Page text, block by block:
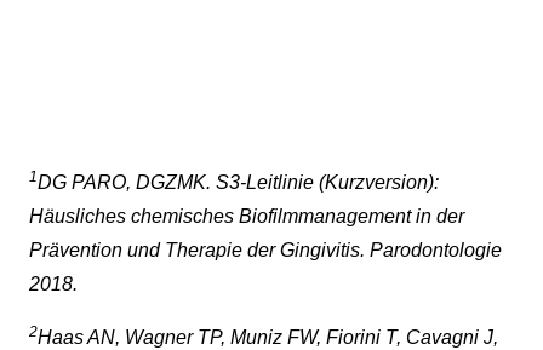
1DG PARO, DGZMK. S3-Leitlinie (Kurzversion):
Häusliches chemisches Biofilmmanagement in der
Prävention und Therapie der Gingivitis. Parodontologie
2018.
2Haas AN, Wagner TP, Muniz FW, Fiorini T, Cavagni J,